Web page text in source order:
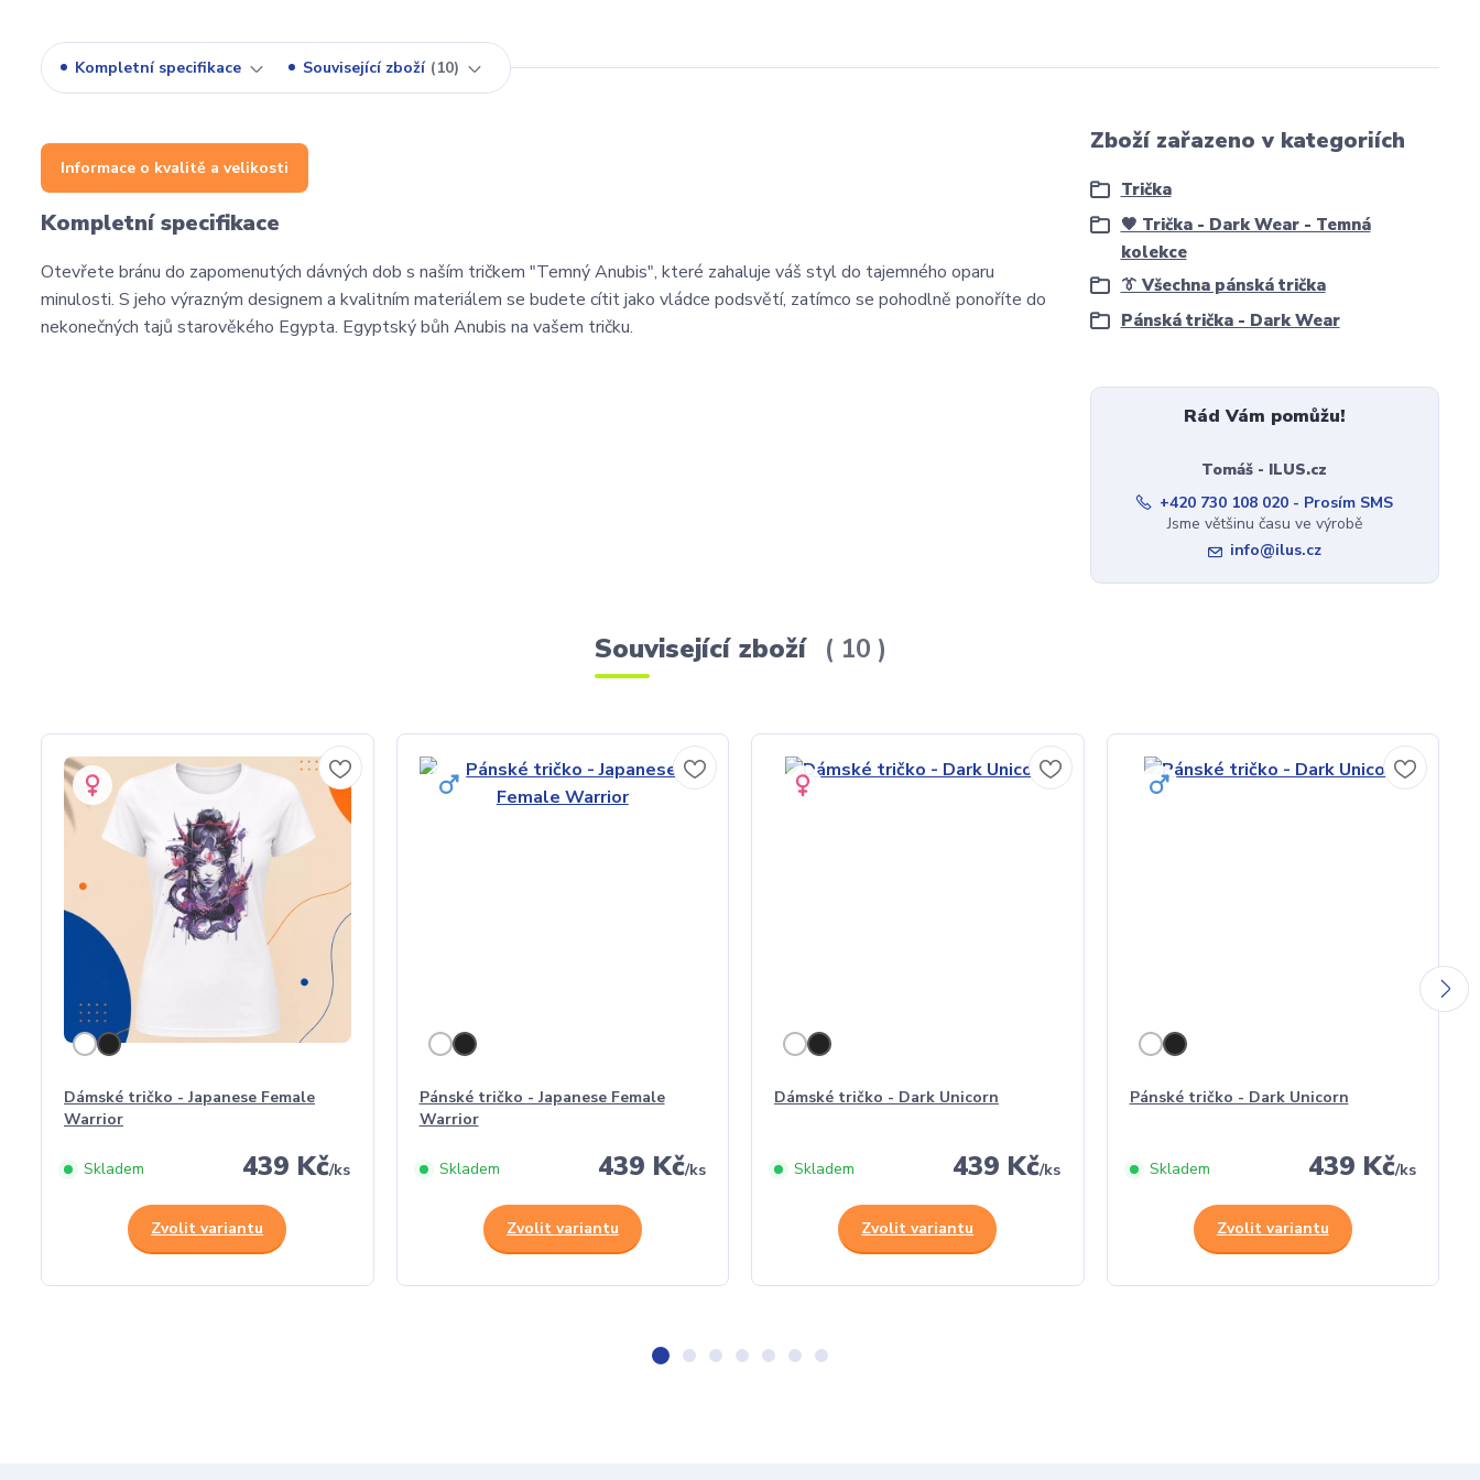
Kompletní specifikace Související zboží 10
Informace o kvalitě a velikosti
Kompletní specifikace
Otevřete bránu do zapomenutých dávných dob s naším tričkem "Temný Anubis", které zahaluje váš styl do tajemného oparu
minulosti. S jeho výrazným designem a kvalitním materiálem se budete cítit jako vládce podsvětí, zatímco se pohodlně ponoříte do
nekonečných tajů starověkého Egypta. Egyptský bůh Anubis na vašem tričku.
Zboží zařazeno v kategoriích
Trička
🖤 Trička - Dark Wear - Temná
kolekce
👔 Všechna pánská trička
Pánská trička - Dark Wear
Rád Vám pomůžu!
Tomáš - ILUS.cz
+420 730 108 020 - Prosím SMS
Jsme většinu času ve výrobě
info@ilus.cz
Související zboží 10
Dámské tričko - Japanese Female
Warrior
439 Kč/ks
Skladem
Zvolit variantu
Pánské tričko - Japanese Female
Warrior
439 Kč/ks
Skladem
Zvolit variantu
Dámské tričko - Dark Unicorn
439 Kč/ks
Skladem
Zvolit variantu
Pánské tričko - Dark Unicorn
439 Kč/ks
Skladem
Zvolit variantu